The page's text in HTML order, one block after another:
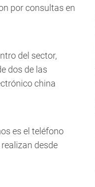
por consultas en
del sector,
dos de las
china
es el teléfono
desde